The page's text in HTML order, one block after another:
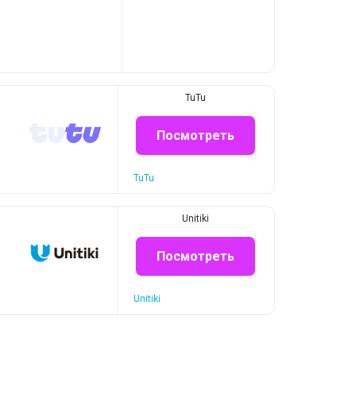
TuTu
Посмотреть
TuTu
Unitiki
Посмотреть
Unitiki